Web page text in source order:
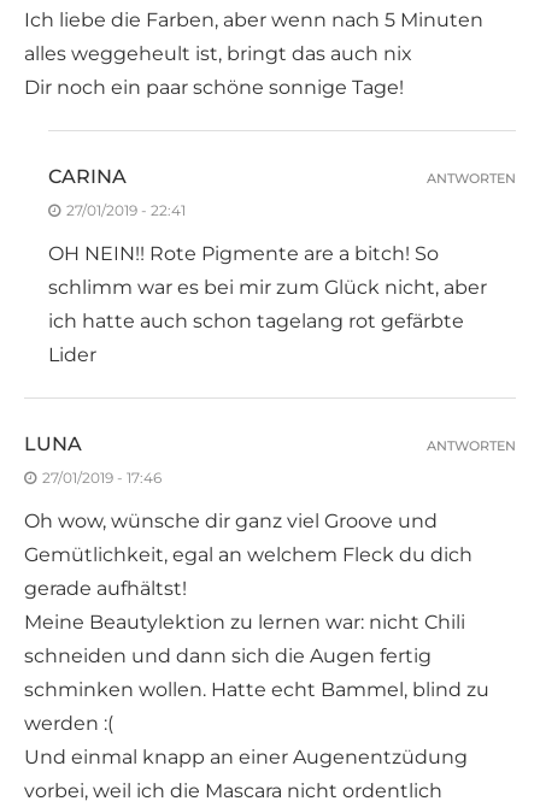
Ich liebe die Farben, aber wenn nach 5 Minuten
alles weggeheult ist, bringt das auch nix
Dir noch ein paar schöne sonnige Tage!
CARINA
27/01/2019 - 22:41
OH NEIN!! Rote Pigmente are a bitch! So
schlimm war es bei mir zum Glück nicht, aber
ich hatte auch schon tagelang rot gefärbte
Lider
ANTWORTEN
LUNA
27/01/2019 - 17:46
Oh wow, wünsche dir ganz viel Groove und
Gemütlichkeit, egal an welchem Fleck du dich
gerade aufhältst!
Meine Beautylektion zu lernen war: nicht Chili
schneiden und dann sich die Augen fertig
schminken wollen. Hatte echt Bammel, blind zu
werden :(
Und einmal knapp an einer Augenentzüdung
vorbei, weil ich die Mascara nicht ordentlich
ANTWORTEN